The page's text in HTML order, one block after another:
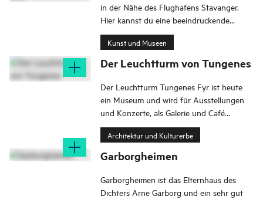
in der Nähe des Flughafens Stavanger.
Hier kannst du eine beeindruckende
Sammlung von Flugzeugen,
Hubschraubern und Artefakten
bewundern.
Kunst und Museen
Der Leuchtturm von Tungenes
Der Leuchtturm Tungenes Fyr ist heute
ein Museum und wird für Ausstellungen
und Konzerte, als Galerie und Café
genutzt.
Architektur und Kulturerbe
Garborgheimen
Garborgheimen ist das Elternhaus des
Dichters Arne Garborg und ein sehr gut